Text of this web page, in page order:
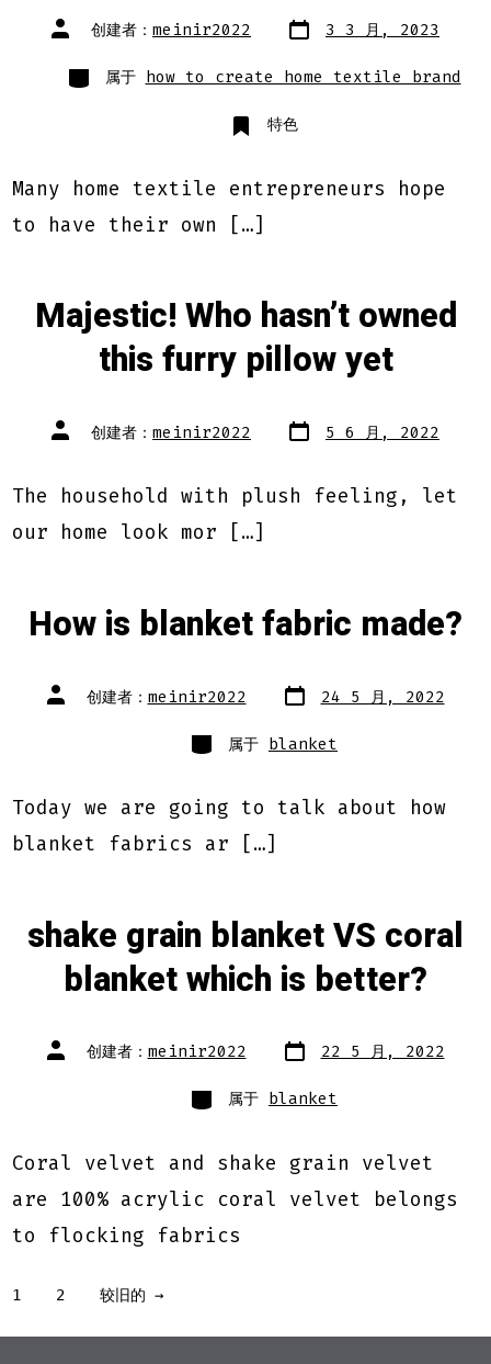
文
章 创建者： meinir2022 文
章
期
3 3 月, 2023
类
别 属于 how to create home textile brand
特色
Many home textile entrepreneurs hope
to have their own […]
Majestic! Who hasn’t owned
this furry pillow yet
文
章 创建者： meinir2022 文
章 5 6 月, 2022
The household with plush feeling, let
our home look mor […]
How is blanket fabric made?
文
章 创建者： meinir2022 文
章
期
24 5 月, 2022
类
别 属于 blanket
Today we are going to talk about how
blanket fabrics ar […]
shake grain blanket VS coral
blanket which is better?
文
章 创建者： meinir2022 文
章
期
22 5 月, 2022
类
别 属于 blanket
Coral velvet and shake grain velvet
are 100% acrylic coral velvet belongs
to flocking fabrics
文
章
1 2 较旧的 →